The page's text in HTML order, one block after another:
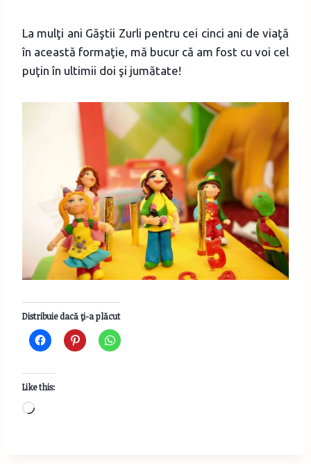
La mulţi ani Găştii Zurli pentru cei cinci ani de viaţă
în această formaţie, mă bucur că am fost cu voi cel
puţin în ultimii doi şi jumătate!
Distribuie dacă ţi-a plăcut
Like this:
L